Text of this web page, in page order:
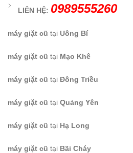
LIÊN HỆ: 0989555260
máy giặt cũ tại Uông Bí
máy giặt cũ tại Mạo Khê
máy giặt cũ tại Đông Triều
máy giặt cũ tại Quảng Yên
máy giặt cũ tại Hạ Long
máy giặt cũ tại Bãi Cháy